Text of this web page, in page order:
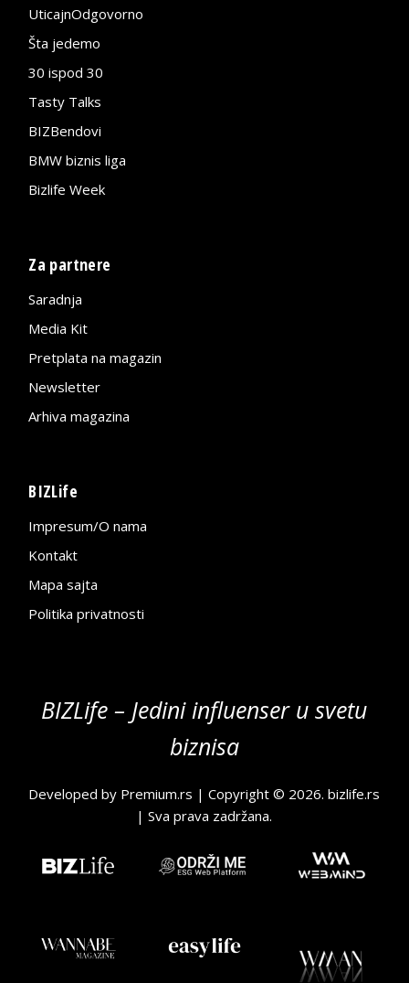
UticajnOdgovorno
Šta jedemo
30 ispod 30
Tasty Talks
BIZBendovi
BMW biznis liga
Bizlife Week
Za partnere
Saradnja
Media Kit
Pretplata na magazin
Newsletter
Arhiva magazina
BIZLife
Impresum/O nama
Kontakt
Mapa sajta
Politika privatnosti
BIZLife – Jedini influenser u svetu
biznisa
Developed by Premium.rs | Copyright © 2026.bizlife.rs
| Sva prava zadržana.